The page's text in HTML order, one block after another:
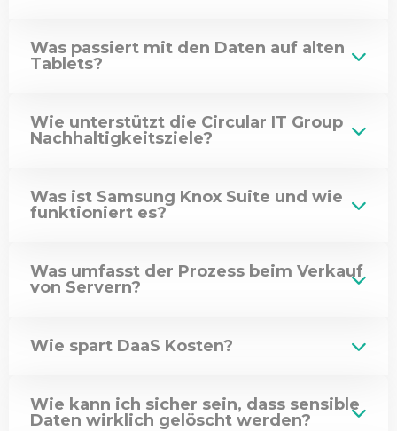
Was passiert mit den Daten auf alten
Tablets?
Wie unterstützt die Circular IT Group
Nachhaltigkeitsziele?
Was ist Samsung Knox Suite und wie
funktioniert es?
Was umfasst der Prozess beim Verkauf
von Servern?
Wie spart DaaS Kosten?
Wie kann ich sicher sein, dass sensible
Daten wirklich gelöscht werden?